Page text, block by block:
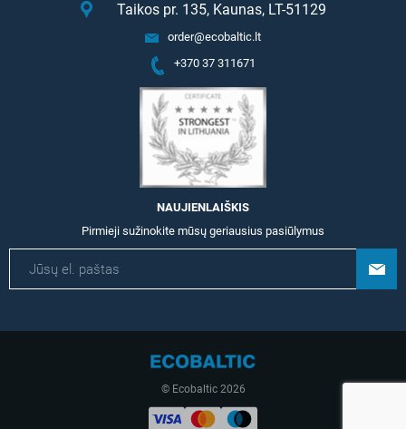
Taikos pr. 135, Kaunas, LT-51129
order@ecobaltic.lt
+370 37 311671
NAUJIENLAIŠKIS
Pirmieji sužinokite mūsų geriausius pasiūlymus
© Ecobaltic 2026